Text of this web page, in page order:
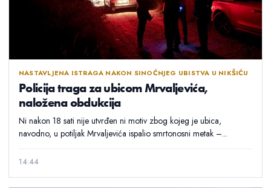
NASTAVLJENA ISTRAGA NAKON SINOĆNJEG UBISTVA U NIKŠIĆU
Policija traga za ubicom Mrvaljevića,
naložena obdukcija
Ni nakon 18 sati nije utvrđen ni motiv zbog kojeg je ubica,
navodno, u potiljak Mrvaljevića ispalio smrtonosni metak –...
14:44